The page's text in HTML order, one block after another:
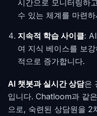
시간으로 모니터링하
수 있는 체계를 마련하
지속적 학습 사이클:
여 지식 베이스를 보
적으로 증가합니다.
AI 챗봇과 실시간 상담은
입니다. Chatloom과 같
으로, 숙련된 상담원을 2